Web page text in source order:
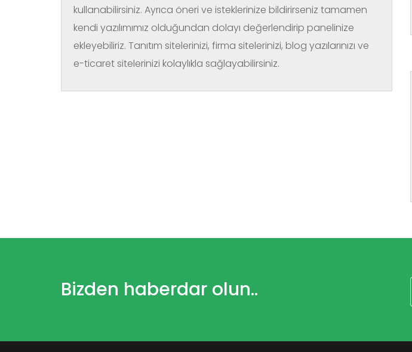
kullanabilirsiniz. Ayrıca öneri ve isteklerinize bildirirseniz tamamen
kendi yazılımımız olduğundan dolayı değerlendirip panelinize
ekleyebiliriz. Tanıtım sitelerinizi, firma sitelerinizi, blog yazılarınızı ve
e-ticaret sitelerinizi kolaylıkla sağlayabilirsiniz.
Bizden haberdar olun..